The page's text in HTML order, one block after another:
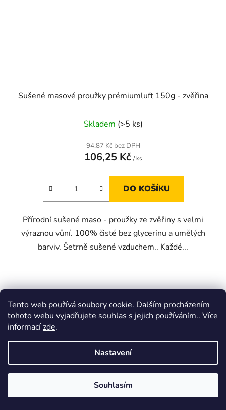
Tento web používá soubory cookie. Dalším procházením
tohoto webu vyjadřujete souhlas s jejich používáním.. Více
informacízde.
Nastavení
Souhlasím
Sušené masové proužky prémiumluft 150g - zvěřina
Skladem (>5 ks)
94,87 Kč bez DPH
106,25 Kč / ks
DO KOŠÍKU
Přírodní sušené maso - proužky ze zvěřiny s velmi
výraznou vůní. 100% čisté bez glycerinu a umělých
barviv. Šetrně sušené vzduchem.. Každé...
Kód:WA80010